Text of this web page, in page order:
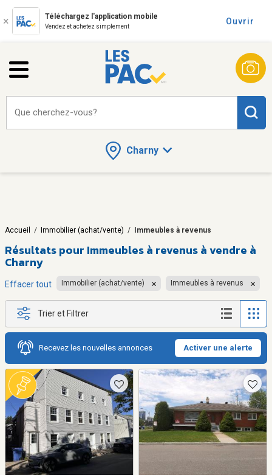
Téléchargez l'application mobile
Vendez et achetez simplement
Ouvrir
Charny
Que cherchez-vous?
Accueil / Immobilier (achat/vente) / Immeubles à revenus
Résultats pour Immeubles à revenus à vendre à
Charny
Effacer tout Immobilier (achat/vente) Immeubles à revenus
Trier et Filtrer
Recevez les nouvelles annonces Activer une alerte